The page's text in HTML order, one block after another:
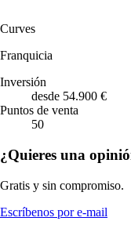
Curves
Franquicia
Inversión
desde 54.900 €
Puntos de venta
50
¿Quieres una
Gratis y sin compromiso.
Escríbenos por e-mail